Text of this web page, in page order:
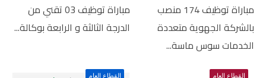
مباراة توظيف 174 منصب
بالشركة الجهوية متعددة
الخدمات سوس ماسة...
مباراة توظيف 03 تقني من
الدرجة الثالثة و الرابعة بوكالة...
القطاع العام القطاع العام